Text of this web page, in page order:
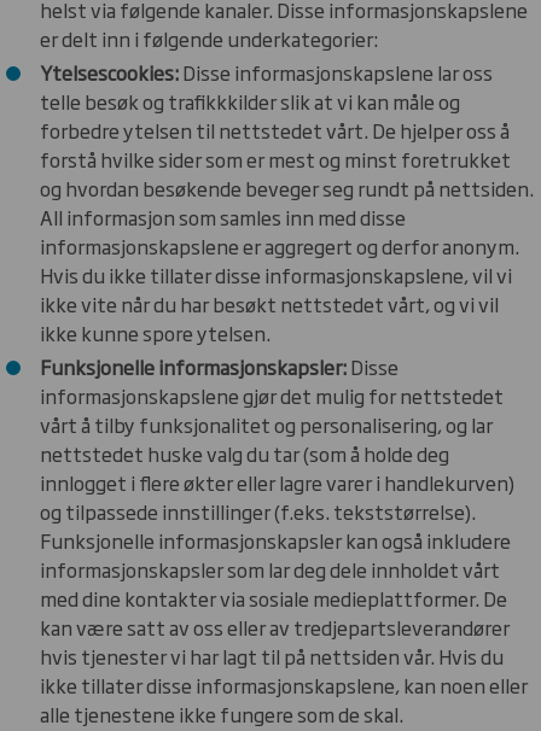
helst via følgende kanaler. Disse informasjonskapslene
er delt inn i følgende underkategorier:
Ytelsescookies:Disse informasjonskapslene lar oss
telle besøk og trafikkkilder slik at vi kan måle og
forbedre ytelsen til nettstedet vårt. De hjelper oss å
forstå hvilke sider som er mest og minst foretrukket
og hvordan besøkende beveger seg rundt på nettsiden.
All informasjon som samles inn med disse
informasjonskapslene er aggregert og derfor anonym.
Hvis du ikke tillater disse informasjonskapslene, vil vi
ikke vite når du har besøkt nettstedet vårt, og vi vil
ikke kunne spore ytelsen.
Funksjonelle informasjonskapsler:Disse
informasjonskapslene gjør det mulig for nettstedet
vårt å tilby funksjonalitet og personalisering, og lar
nettstedet huske valg du tar (som å holde deg
innlogget i flere økter eller lagre varer i handlekurven)
og tilpassede innstillinger (f.eks. tekststørrelse).
Funksjonelle informasjonskapsler kan også inkludere
informasjonskapsler som lar deg dele innholdet vårt
med dine kontakter via sosiale medieplattformer. De
kan være satt av oss eller av tredjepartsleverandører
hvis tjenester vi har lagt til på nettsiden vår. Hvis du
ikke tillater disse informasjonskapslene, kan noen eller
alle tjenestene ikke fungere som de skal.